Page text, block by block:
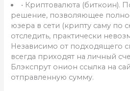
• Криптовалюта (биткоин).
решение, позволяющее
юзера в сети (крипту саму по
отследить, практически
Независимо от подходящего
всегда приходят на личный
Блэкспрут онион ссылка на
отправленную сумму.